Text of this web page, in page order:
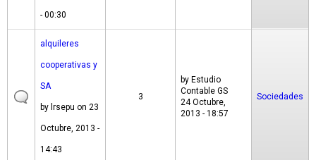
- 00:30
alquileres
cooperativas y
SA
by lrsepu on 23
Octubre, 2013 -
14:43
3
by Estudio
Contable GS
24 Octubre,
2013 - 18:57
Sociedades